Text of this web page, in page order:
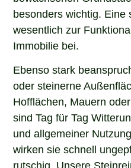
besonders wichtig. Eine
wesentlich zur
Immobilie bei.
Ebenso stark
oder steinerne
Hofflächen, Mauern
sind Tag für Tag
und allgemeiner
wirken sie schnell
rutschig. Unsere